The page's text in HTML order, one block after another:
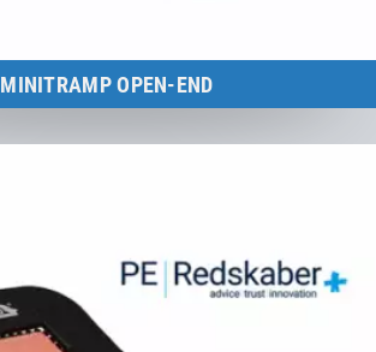
MINITRAMP OPEN-END